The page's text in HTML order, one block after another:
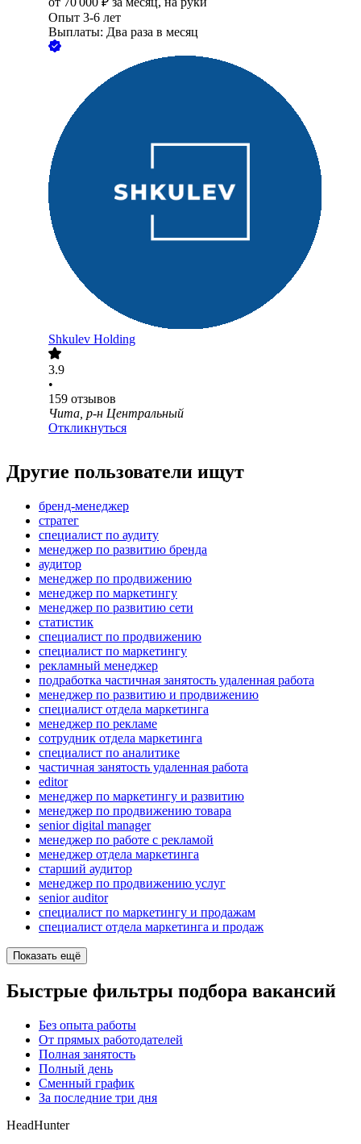
Опыт 3-6 лет
Выплаты: Два раза в месяц
Shkulev Holding
3.9
•
159 отзывов
Чита, р-н Центральный
Откликнуться
Другие пользователи ищут
бренд-менеджер
стратег
специалист по аудиту
менеджер по развитию бренда
аудитор
менеджер по продвижению
менеджер по маркетингу
менеджер по развитию сети
статистик
специалист по продвижению
специалист по маркетингу
рекламный менеджер
подработка частичная занятость удаленная работа
менеджер по развитию и продвижению
специалист отдела маркетинга
менеджер по рекламе
сотрудник отдела маркетинга
специалист по аналитике
частичная занятость удаленная работа
editor
менеджер по маркетингу и развитию
менеджер по продвижению товара
senior digital manager
менеджер по работе с рекламой
менеджер отдела маркетинга
старший аудитор
менеджер по продвижению услуг
senior auditor
специалист по маркетингу и продажам
специалист отдела маркетинга и продаж
Показать ещё
Быстрые фильтры подбора вакансий
Без опыта работы
От прямых работодателей
Полная занятость
Полный день
Сменный график
За последние три дня
HeadHunter